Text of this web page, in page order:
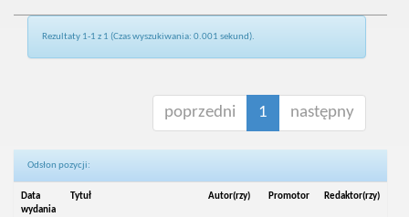
Rezultaty 1-1 z 1 (Czas wyszukiwania: 0.001 sekund).
poprzedni 1 następny
Odsłon pozycji:
Data
wydania
Tytuł Autor(rzy) Promotor Redaktor(rzy)